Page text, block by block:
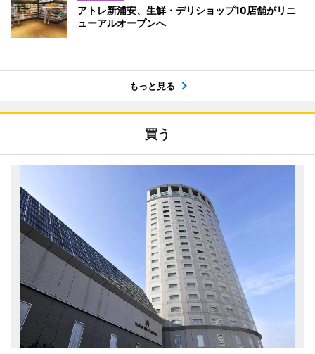
アトレ新浦安、生鮮・デリショップ10店舗がリニ
ューアルオープンへ
もっと見る
買う